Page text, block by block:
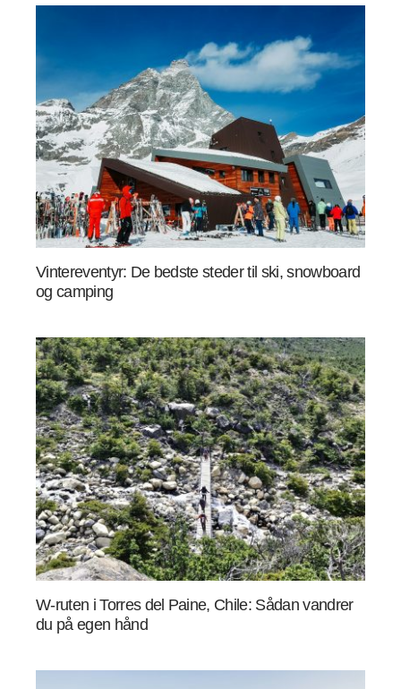
Vintereventyr: De bedste steder til ski, snowboard
og camping
W-ruten i Torres del Paine, Chile: Sådan vandrer
du på egen hånd